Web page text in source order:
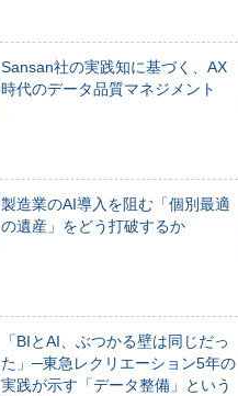
Sansan社の実践知に基づく、AX
時代のデータ品質マネジメント
製造業のAI導入を阻む「個別最適
の遺産」をどう打破するか
「BIとAI、ぶつかる壁は同じだっ
た」─東急レクリエーション5年の
実践が示す「データ整備」という